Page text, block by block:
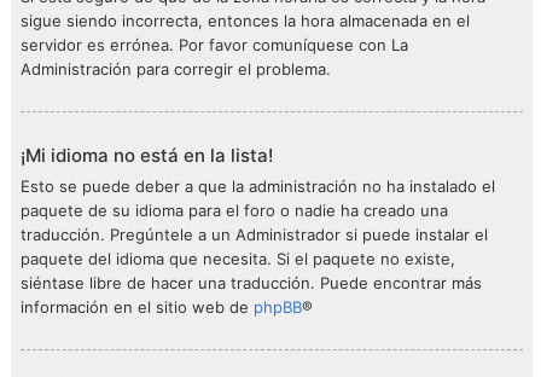
sigue siendo incorrecta, entonces la hora almacenada en el
servidor es errónea. Por favor comuníquese con La
Administración para corregir el problema.
¡Mi idioma no está en la lista!
Esto se puede deber a que la administración no ha instalado el
paquete de su idioma para el foro o nadie ha creado una
traducción. Pregúntele a un Administrador si puede instalar el
paquete del idioma que necesita. Si el paquete no existe,
siéntase libre de hacer una traducción. Puede encontrar más
información en el sitio web de phpBB®